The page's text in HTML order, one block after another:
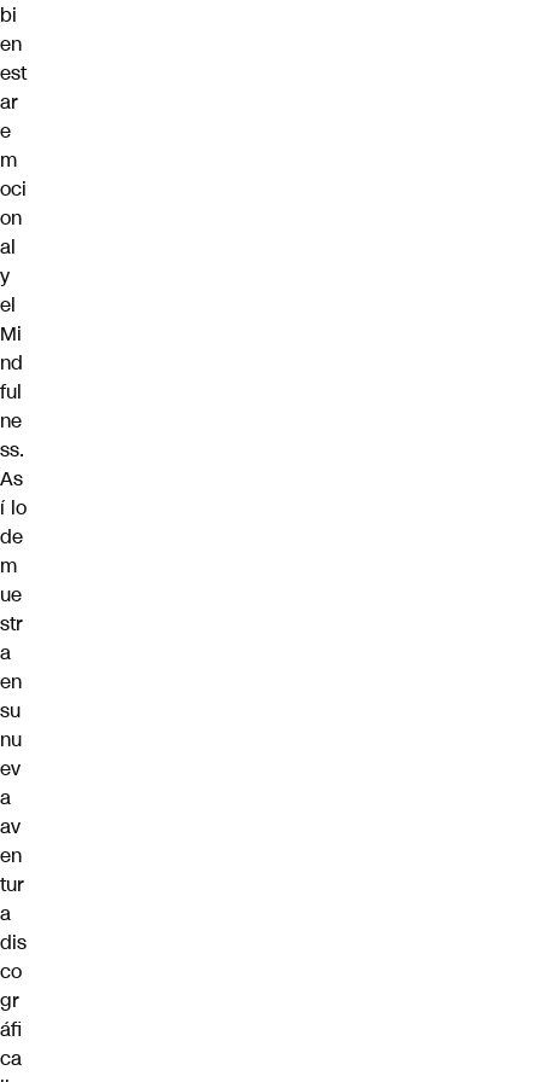
bi
en
est
ar
e
m
oci
on
al
y
el
Mi
nd
ful
ne
ss.
As
í lo
de
m
ue
str
a
en
su
nu
ev
a
av
en
tur
a
dis
co
gr
áfi
ca